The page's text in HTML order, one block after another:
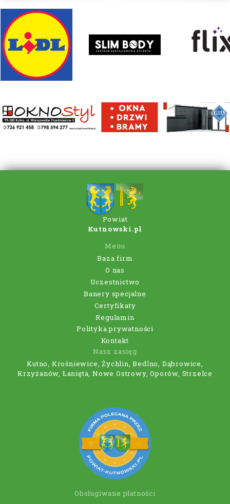
Powiat
Kutnowski.pl
Menu
Baza firm
O nas
Uczestnictwo
Banery specjalne
Certyfikaty
Regulamin
Polityka prywatności
Kontakt
Nasz zasięg
Kutno, Krośniewice, Żychlin, Bedlno, Dąbrowice,
Krzyżanów, Łanięta, Nowe Ostrowy, Oporów, Strzelce
Obsługiwane płatności